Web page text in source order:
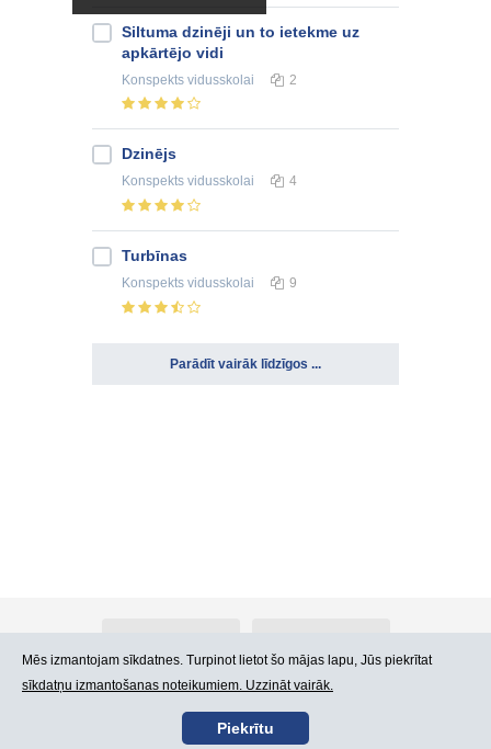
Siltuma dzinēji un to ietekme uz
apkārtējo vidi
Konspekts vidusskolai 2
Dzinējs
Konspekts vidusskolai 4
Turbīnas
Konspekts vidusskolai 9
Parādīt vairāk līdzīgos ...
Kontakti Lietošanas noteikumi
Mēs izmantojam sīkdatnes. Turpinot lietot šo mājas lapu, Jūs piekrītat
sīkdatņu izmantošanas noteikumiem. Uzzināt vairāk.
Piekrītu